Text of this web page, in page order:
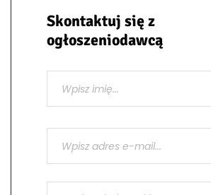
Skontaktuj się z
ogłoszeniodawcą